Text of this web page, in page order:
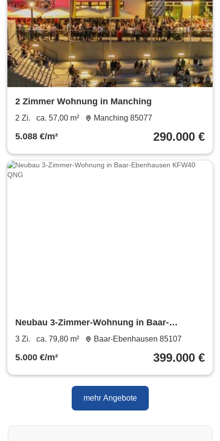
2 Zimmer Wohnung in Manching
2 Zi. ca. 57,00 m² Manching 85077
5.088 €/m² 290.000 €
Neubau 3-Zimmer-Wohnung in Baar-
Ebenhausen KFW40 QNG
3 Zi. ca. 79,80 m² Baar-Ebenhausen 85107
5.000 €/m² 399.000 €
mehr Angebote